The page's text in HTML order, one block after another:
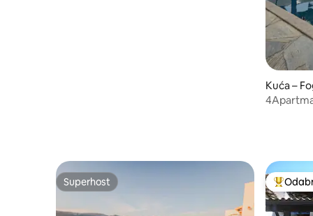
Kuća –
mjesto
Superhost
Superhost Među